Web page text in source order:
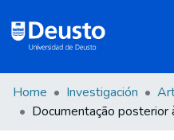
DeustoTeka
Home Investigación